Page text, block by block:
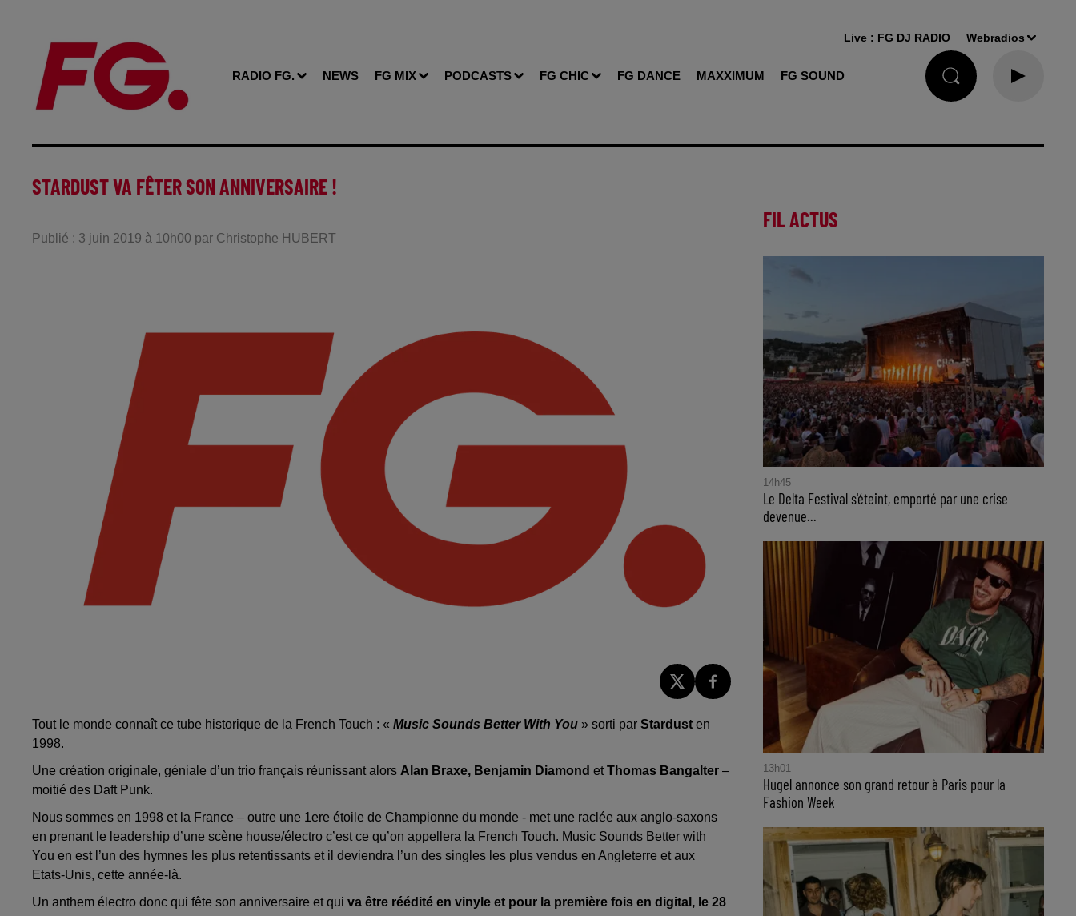
RADIO FG. NEWS FG MIX PODCASTS FG CHIC FG DANCE MAXXIMUM FG SOUND
Live : FG DJ RADIO Webradios
STARDUST VA FÊTER SON ANNIVERSAIRE !
Publié : 3 juin 2019 à 10h00 par Christophe HUBERT
Tout le monde connaît ce tube historique de la French Touch : « Music Sounds Better With You » sorti par Stardust en
1998.
Une création originale, géniale d’un trio français réunissant alors Alan Braxe, Benjamin Diamond etThomas Bangalter –
moitié des Daft Punk.
Nous sommes en 1998 et la France – outre une 1ere étoile de Championne du monde - met une raclée aux anglo-saxons
en prenant le leadership d’une scène house/électro c’est ce qu’on appellera la French Touch. Music Sounds Better with
You en est l’un des hymnes les plus retentissants et il deviendra l’un des singles les plus vendus en Angleterre et aux
Etats-Unis, cette année-là.
Un anthem électro donc qui fête son anniversaire et qui va être réédité en vinyle et pour la première fois en digital, le 28
FIL ACTUS
14h45
Le Delta Festival s'éteint, emporté par une crise
devenue...
13h01
Hugel annonce son grand retour à Paris pour la
Fashion Week